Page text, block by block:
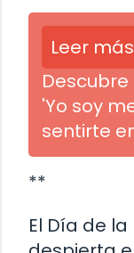
Leer más
'Yo soy
sentirte
**
El Día de